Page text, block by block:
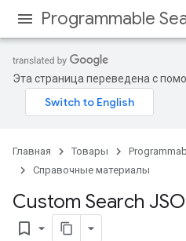
Programmable
Эта страница переведена с
Главная Товары
Справочные материалы
Custom Search
bookmark_border